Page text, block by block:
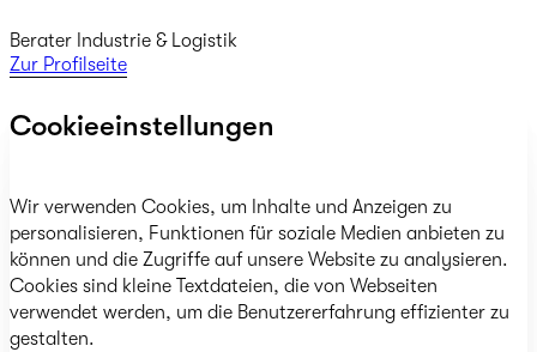
Berater Industrie & Logistik
Zur Profilseite
Cookieeinstellungen
Wir verwenden Cookies, um Inhalte und Anzeigen zu
personalisieren, Funktionen für soziale Medien anbieten zu
können und die Zugriffe auf unsere Website zu analysieren.
Cookies sind kleine Textdateien, die von Webseiten
verwendet werden, um die Benutzererfahrung effizienter zu
gestalten.